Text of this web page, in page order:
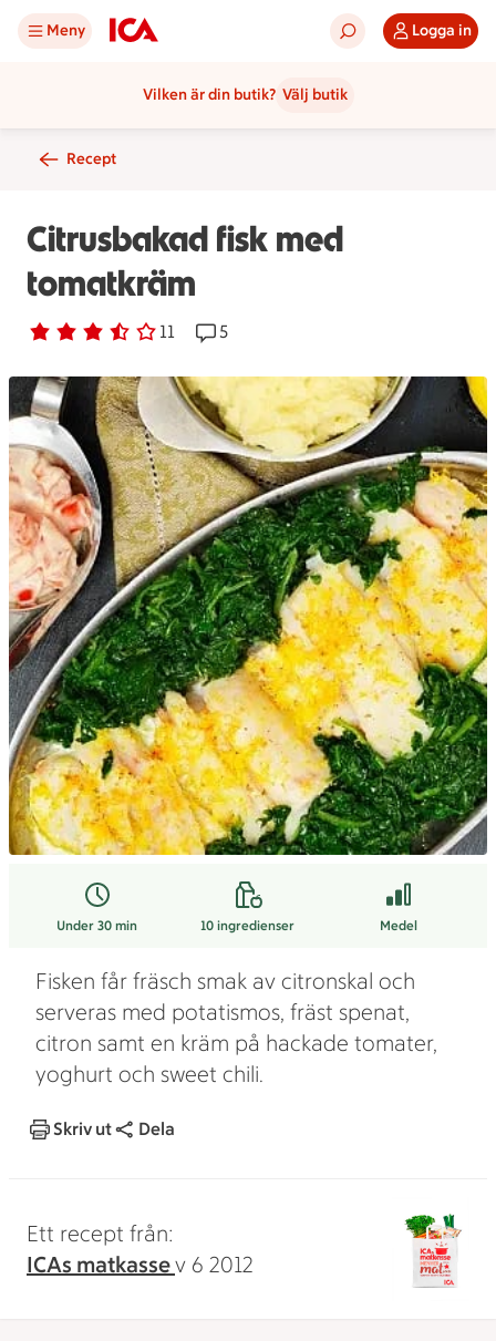
Meny Logga in
Vilken är din butik? Välj butik
Recept
Citrusbakad fisk med
tomatkräm
Betyg 3.2 av 5. 11
11 personer har röstatReceptet har 5 kommentarer
5
Under 30 min 10ingredienser Medel
Fisken får fräsch smak av citronskal och
serveras med potatismos, fräst spenat,
citron samt en kräm på hackade tomater,
yoghurt och sweet chili.
Skriv ut Dela
Ett recept från:
ICAs matkassev 6 2012